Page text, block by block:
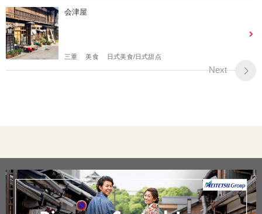
会津屋
三重 美食 日式美食/日式甜点
Next